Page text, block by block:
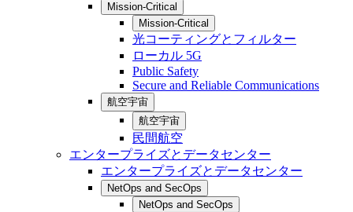
Mission-Critical
Mission-Critical
光コーティングとフィルター
ローカル 5G
Public Safety
Secure and Reliable Communications
航空宇宙
航空宇宙
民間航空
エンタープライズとデータセンター
エンタープライズとデータセンター
NetOps and SecOps
NetOps and SecOps